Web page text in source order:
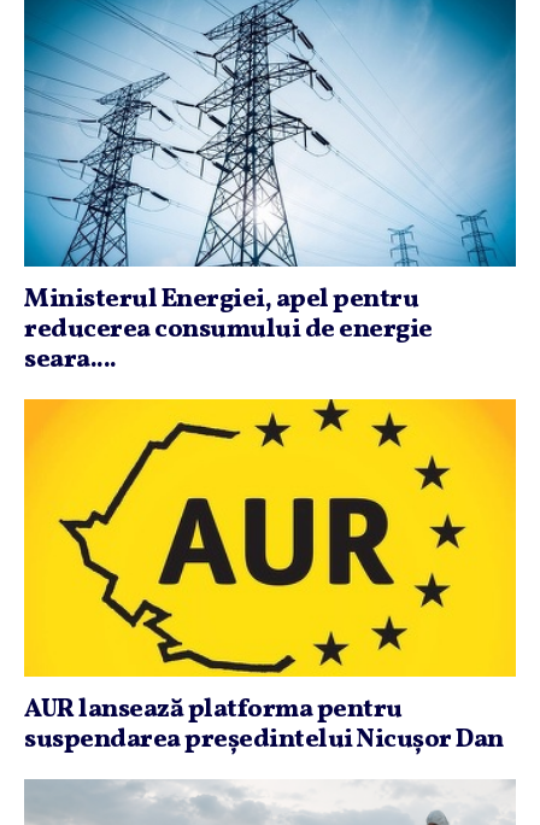
Ministerul Energiei, apel pentru
reducerea consumului de energie
seara....
AUR lansează platforma pentru
suspendarea preşedintelui Nicuşor Dan